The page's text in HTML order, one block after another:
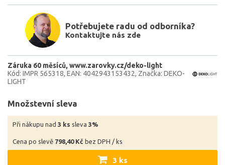
Potřebujete radu od odborníka?
Kontaktujte nás zde
Záruka 60 měsíců www.zarovky.cz/deko-light
Kód: IMPR 565318 EAN: 4042943153432 Značka: DEKO-
LIGHT
Množstevní sleva
Při nákupu nad 3 ks sleva 3%
Cena po slevě 798,40 Kč bez DPH / ks
3 ks